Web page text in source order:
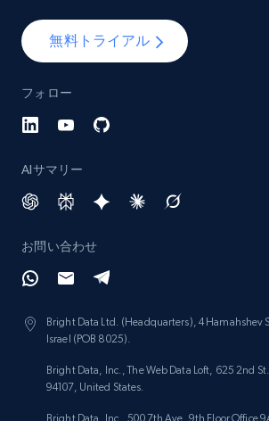
Model number, Gtin ean pn, Product
991+ 162+
Lazada - Products
price, Currency, Stock, and more.
988+ 160+ 今す
無料トライアル
フォロー
AIサマリー
お問い合わせ
Bright Data Ltd. (Headquarters), 4 Hamahshev
Israel (POB 8025).
Bright Data, Inc., The Web Data Loft, 625 2nd
94107, United States.
Bright Data, Inc., 500 7th Ave, 9th Floor Office